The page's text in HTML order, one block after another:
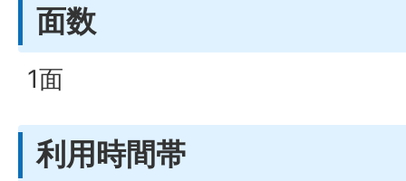
面数
1面
利用時間帯